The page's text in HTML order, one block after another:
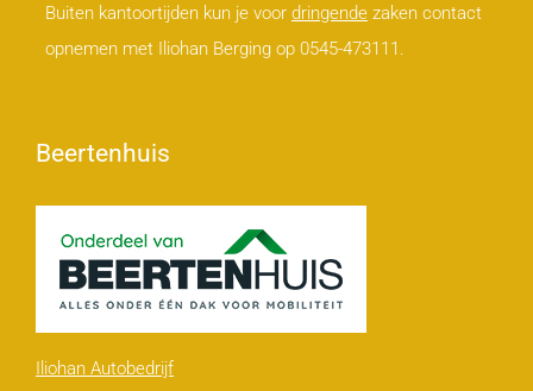
Buiten kantoortijden kun je voor dringende zaken contact
opnemen met Iliohan Berging op 0545-473111.
Beertenhuis
Iliohan Autobedrijf